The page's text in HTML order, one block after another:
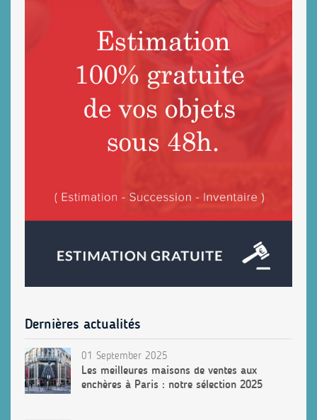
Dernières actualités
01 September 2025
Les meilleures maisons de ventes aux
enchères à Paris : notre sélection 2025